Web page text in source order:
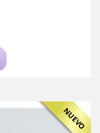
NUEVO